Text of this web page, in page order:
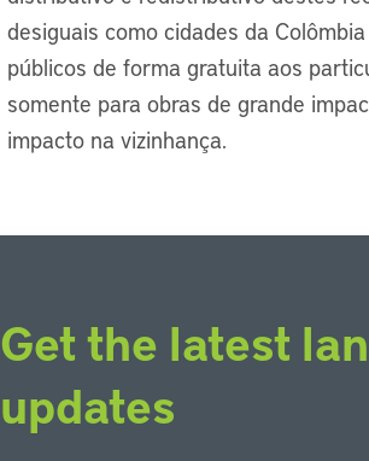
desiguais como cidades da
públicos de forma gratuita aos
somente para obras de grande
impacto na vizinhança.
Get the latest
updates